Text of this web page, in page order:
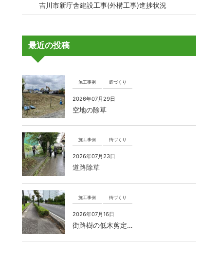
吉川市新庁舎建設工事(外構工事)進捗状況
最近の投稿
施工事例 庭づくり
2026年07月29日
空地の除草
施工事例 街づくり
2026年07月23日
道路除草
施工事例 街づくり
2026年07月16日
街路樹の低木剪定…